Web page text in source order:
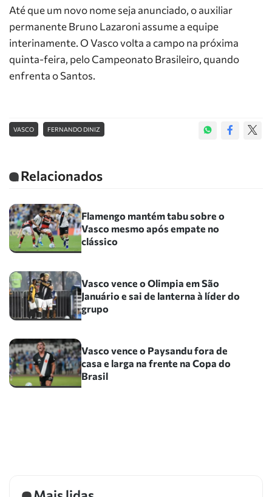
Até que um novo nome seja anunciado, o auxiliar
permanente Bruno Lazaroni assume a equipe
interinamente. O Vasco volta a campo na próxima
quinta-feira, pelo Campeonato Brasileiro, quando
enfrenta o Santos.
VASCO FERNANDO DINIZ
Relacionados
Flamengo mantém tabu sobre o
Vasco mesmo após empate no
clássico
Vasco vence o Olimpia em São
Januário e sai de lanterna à líder do
grupo
Vasco vence o Paysandu fora de
casa e larga na frente na Copa do
Brasil